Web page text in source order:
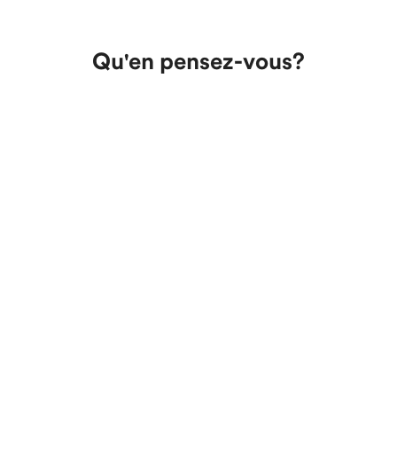
Qu'en pensez-vous?